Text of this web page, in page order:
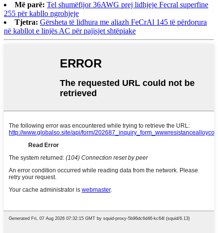
Më parë: Tel shumëfijor 36AWG prej lidhjeje Fecral superfine
255 për kabllo ngrohjeje
Tjetra: Gërsheta të lidhura me aliazh FeCrAl 145 të përdorura
në kabllot e linjës AC për pajisjet shtëpiake